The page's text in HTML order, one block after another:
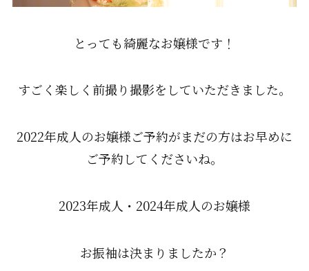
とっても綺麗なお嬢様です！
すごく楽しく前撮り撮影をしていただきました。
2022年成人のお嬢様ご予約がまだの方はお早めに
ご予約してくださいね。
2023年成人・2024年成人のお嬢様
お振袖は決まりましたか？